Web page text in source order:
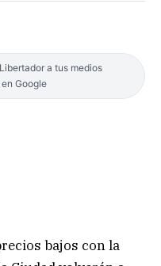
a tus medios
Google
bajos con la